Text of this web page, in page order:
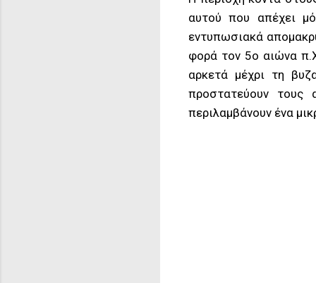
αυτού που απέχει
εντυπωσιακά
φορά τον 5ο αιώνα
αρκετά μέχρι τη
προστατεύουν τους
περιλαμβάνουν ένα